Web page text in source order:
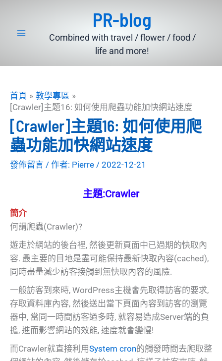
PR-blog
Combined with travel / flower / food /
life and more!
首頁
教學專區
[Crawler]主題16: 如何使用爬蟲功能加快網站速度
[Crawler]主題16: 如何使用爬
蟲功能加快網站速度
發佈留言 / 作者: Pierre / 2022-12-21
主題:Crawler
簡介
何謂爬蟲(Crawler)?
遊走於網站的後台裡, 然後更新頁面中已過期的快取內
容. 最主要的目地是盡可能保持最新快取內容(cached),
同時盡量減少訪客接觸到無快取內容的風險.
一般訪客到來時, WordPress主機會先取得訪客的要求,
存取資料庫內容, 然後送出當下頁面內容到訪客的瀏覽
器中, 當同一時間訪客過多時, 就容易造成Server端的負
擔, 進而影響網站的效能, 速度就會變慢!
而Crawler就直接利用System cron的觸發時間去爬取整